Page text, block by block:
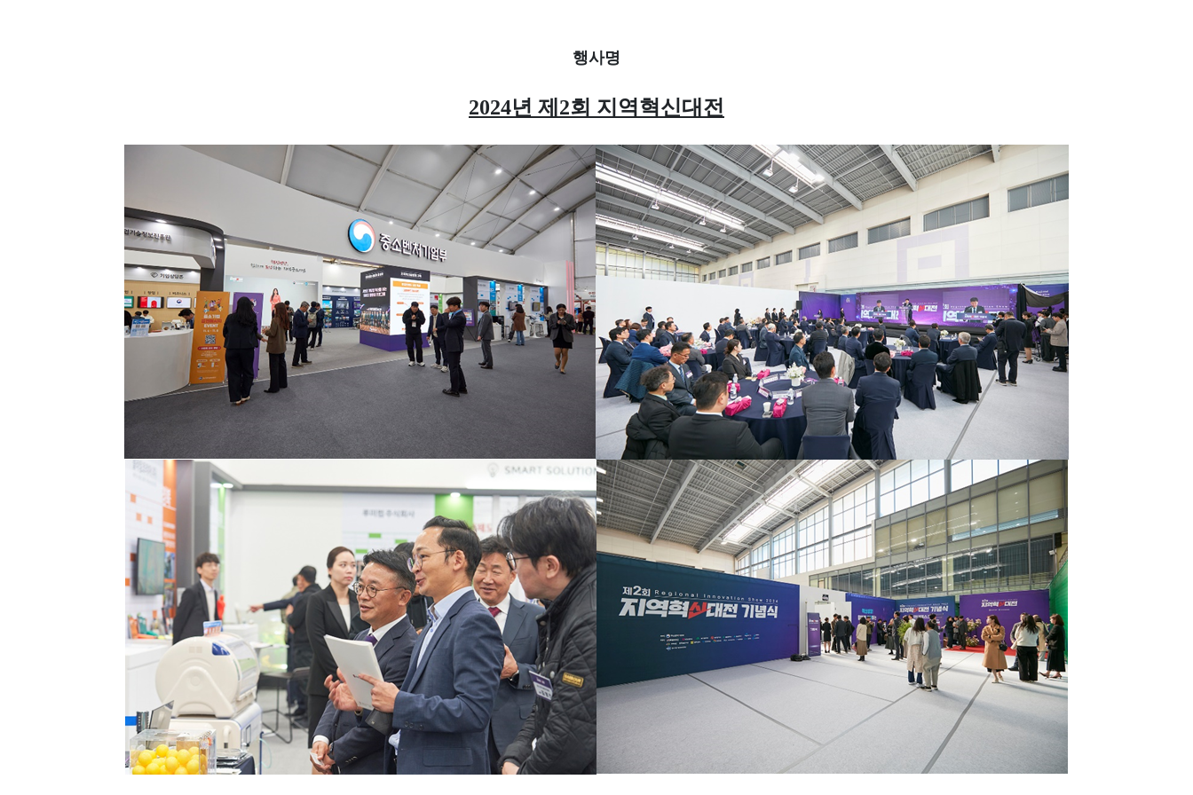
행사명
2024년 제2회 지역혁신대전